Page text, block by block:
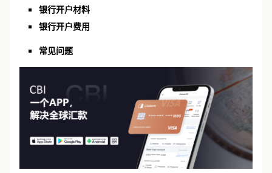
银行开户材料
银行开户费用
常见问题